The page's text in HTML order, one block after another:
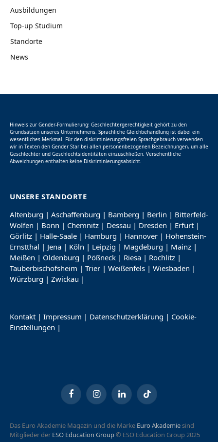
Ausbildungen
Top-up Studium
Standorte
News
Hinweis zur Gender-Formulierung: Geschlechtergerechtigkeit gehört zu den
Grundsätzen unseres Unternehmens. Sprachliche Gleichbehandlung ist dabei ein
wesentliches Merkmal. Für den diskriminierungsfreien Sprachgebrauch verwenden
wir in Texten den Gender Star bei allen personenbezogenen Bezeichnungen, um alle
Geschlechter und Geschlechtsidentitäten einzuschließen. Versehentliche
Abweichungen enthalten keine Diskriminierungsabsicht.
UNSERE STANDORTE
Altenburg | Aschaffenburg | Bamberg | Berlin | Bitterfeld-
Wolfen | Bonn | Chemnitz | Dessau | Dresden | Erfurt |
Görlitz | Halle-Saale | Hamburg | Hannover | Hohenstein-
Ernstthal | Jena | Köln | Leipzig | Magdeburg | Mainz |
Meißen | Oldenburg | Pößneck | Riesa | Rochlitz |
Tauberbischofsheim | Trier | Weißenfels | Wiesbaden |
Würzburg | Zwickau |
Kontakt | Impressum | Datenschutzerklärung | Cookie-
Einstellungen |
FacebookInstagramLinkedInTikTok
Das Euro Akademie Magazin und die Marke Euro Akademiesind
Mitglieder der ESO Education Group© ESO Education Group 2025